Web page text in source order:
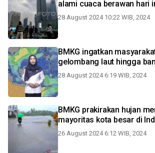
alami cuaca berawan hari
28 August 2024 10:22 WIB, 2024
BMKG ingatkan
gelombang laut hingga
28 August 2024 6:19 WIB, 2024
BMKG prakirakan hujan
mayoritas kota besar di
26 August 2024 6:12 WIB, 2024